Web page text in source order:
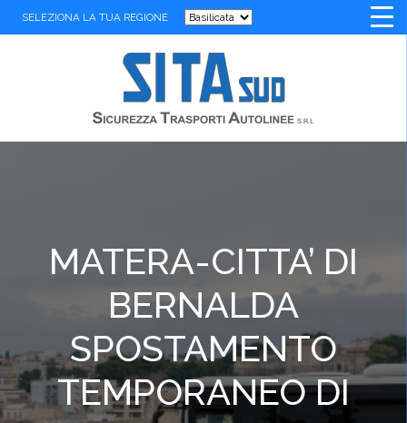
SELEZIONA LA TUA REGIONE
MATERA-CITTA’ DI
BERNALDA
SPOSTAMENTO
TEMPORANEO DI